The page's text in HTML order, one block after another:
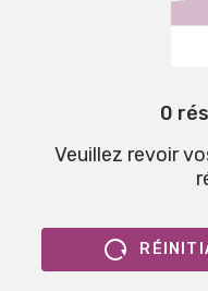
0
Veuillez revoir